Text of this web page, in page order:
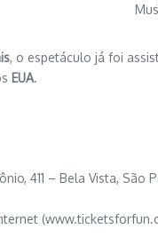
, o espetáculo já foi
EUA.
411 – Bela Vista, São